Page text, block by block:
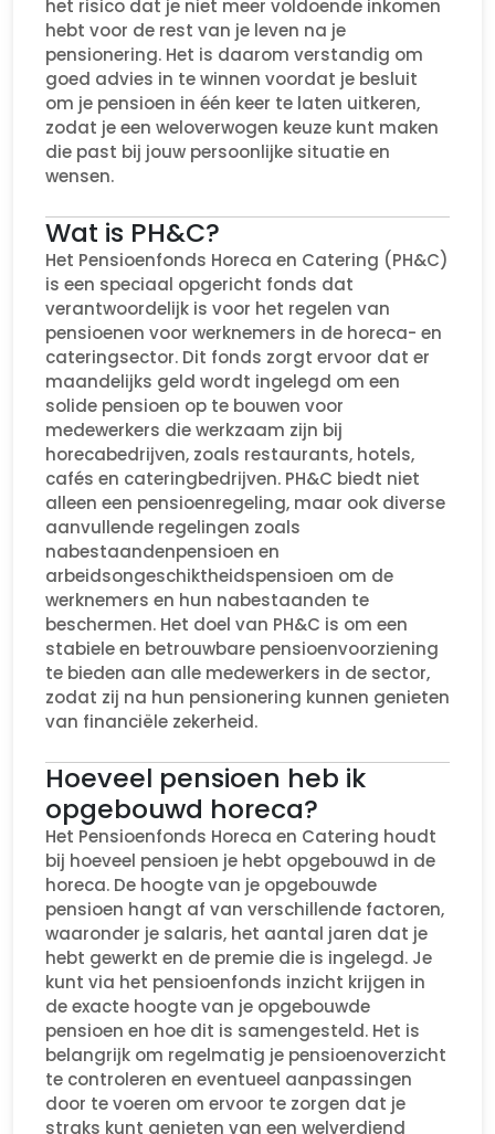
het risico dat je niet meer voldoende inkomen
hebt voor de rest van je leven na je
pensionering. Het is daarom verstandig om
goed advies in te winnen voordat je besluit
om je pensioen in één keer te laten uitkeren,
zodat je een weloverwogen keuze kunt maken
die past bij jouw persoonlijke situatie en
wensen.
Wat is PH&C?
Het Pensioenfonds Horeca en Catering (PH&C)
is een speciaal opgericht fonds dat
verantwoordelijk is voor het regelen van
pensioenen voor werknemers in de horeca- en
cateringsector. Dit fonds zorgt ervoor dat er
maandelijks geld wordt ingelegd om een
solide pensioen op te bouwen voor
medewerkers die werkzaam zijn bij
horecabedrijven, zoals restaurants, hotels,
cafés en cateringbedrijven. PH&C biedt niet
alleen een pensioenregeling, maar ook diverse
aanvullende regelingen zoals
nabestaandenpensioen en
arbeidsongeschiktheidspensioen om de
werknemers en hun nabestaanden te
beschermen. Het doel van PH&C is om een
stabiele en betrouwbare pensioenvoorziening
te bieden aan alle medewerkers in de sector,
zodat zij na hun pensionering kunnen genieten
van financiële zekerheid.
Hoeveel pensioen heb ik
opgebouwd horeca?
Het Pensioenfonds Horeca en Catering houdt
bij hoeveel pensioen je hebt opgebouwd in de
horeca. De hoogte van je opgebouwde
pensioen hangt af van verschillende factoren,
waaronder je salaris, het aantal jaren dat je
hebt gewerkt en de premie die is ingelegd. Je
kunt via het pensioenfonds inzicht krijgen in
de exacte hoogte van je opgebouwde
pensioen en hoe dit is samengesteld. Het is
belangrijk om regelmatig je pensioenoverzicht
te controleren en eventueel aanpassingen
door te voeren om ervoor te zorgen dat je
straks kunt genieten van een welverdiend